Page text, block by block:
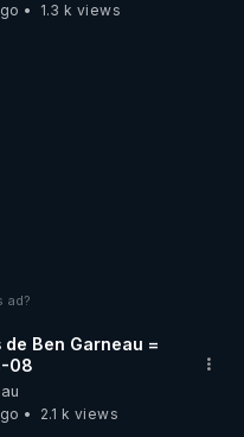
1.3 k views
ad?
Ben Garneau =
08
2.1 k views